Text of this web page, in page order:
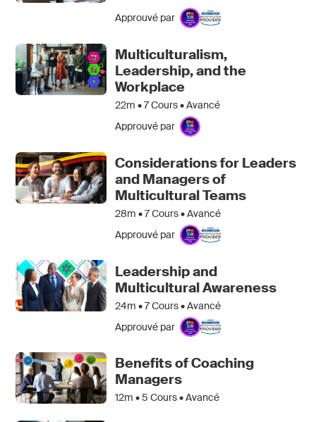
Approuvé par
Multiculturalism,
Leadership, and the
Workplace
22m •7Cours • Avancé
Approuvé par
Considerations for Leaders
and Managers of
Multicultural Teams
28m •7Cours • Avancé
Approuvé par
Leadership and
Multicultural Awareness
24m •7Cours • Avancé
Approuvé par
Benefits of Coaching
Managers
12m •5 Cours • Avancé